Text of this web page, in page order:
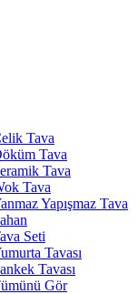
Tava
Tava
Tava
Tava
Yapışmaz Tava
Seti
Tavası
Tavası
Gör